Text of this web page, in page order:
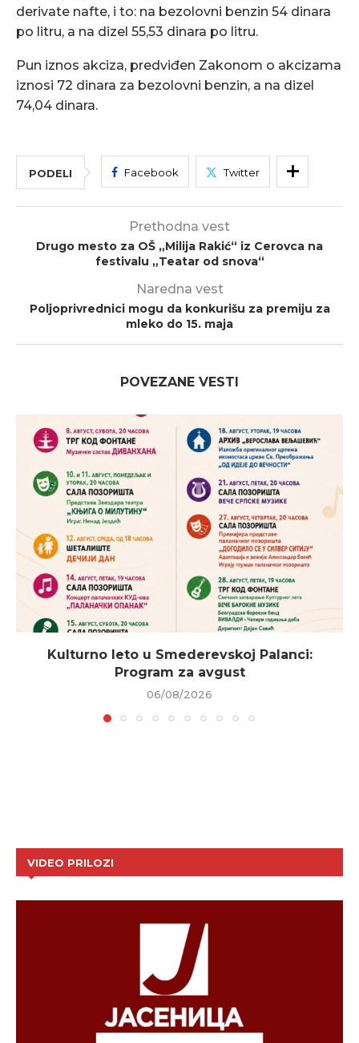
derivate nafte, i to: na bezolovni benzin 54 dinara
po litru, a na dizel 55,53 dinara po litru.
Pun iznos akciza, predviđen Zakonom o akcizama
iznosi 72 dinara za bezolovni benzin, a na dizel
74,04 dinara.
PODELI Facebook Twitter
Prethodna vest
Drugo mesto za OŠ „Milija Rakić“ iz Cerovca na
festivalu „Teatar od snova“
Naredna vest
Poljoprivrednici mogu da konkurišu za premiju za
mleko do 15. maja
POVEZANE VESTI
Kulturno leto u Smederevskoj Palanci:
Program za avgust
06/08/2026
VIDEO PRILOZI